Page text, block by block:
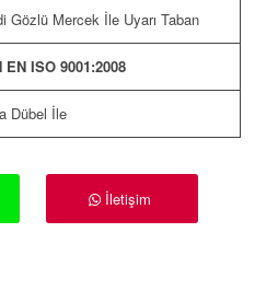
Gözlü Mercek İle Uyarı Taban
EN ISO 9001:2008
Dübel İle
İletişim